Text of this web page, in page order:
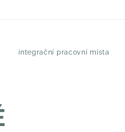
integrační pracovní místa